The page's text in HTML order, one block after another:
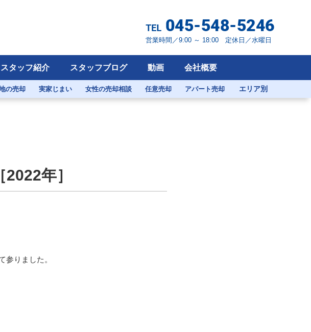
営業時間／9:00 ～ 18:00 定休日／水曜日
スタッフ紹介 スタッフブログ 動画 会社概要
の売却 実家じまい 女性の売却相談 任意売却 アパート売却 エリア別
年］
参りました。